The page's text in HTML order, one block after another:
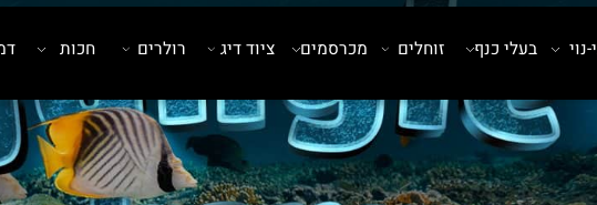
בעלי כנף זוחלים מכרסמים ציוד דיג רולרים חכות